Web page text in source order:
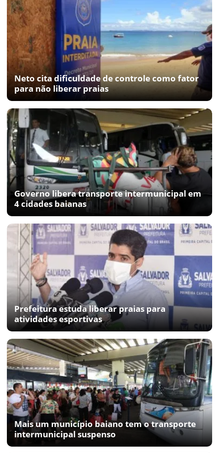
Neto cita dificuldade de controle como fator
para não liberar praias
Governo libera transporte intermunicipal em
4 cidades baianas
Prefeitura estuda liberar praias para
atividades esportivas
Mais um município baiano tem o transporte
intermunicipal suspenso